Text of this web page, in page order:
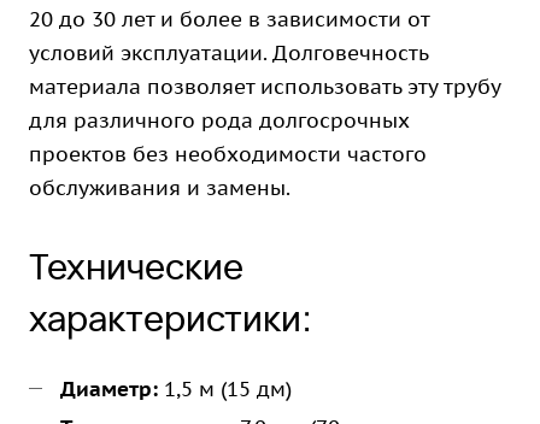
20 до 30 лет и более в зависимости от
условий эксплуатации. Долговечность
материала позволяет использовать эту трубу
для различного рода долгосрочных
проектов без необходимости частого
обслуживания и замены.
Технические
характеристики:
Диаметр: 1,5 м (15 дм)